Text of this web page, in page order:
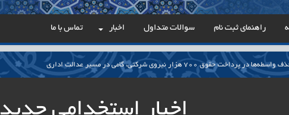
راهنمای ثبت نام سوالات متداول اخبار تماس با ما
واسطه‌ها در پرداخت حقوق ۷۰۰ هزار نیروی شرکتی، گامی در مسیر عدالت اداری